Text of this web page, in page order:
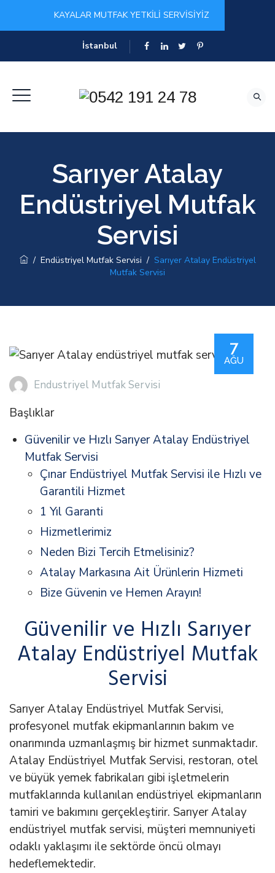
KAYALAR MUTFAK YETKİLİ SERVİSİYİZ
İstanbul
Sarıyer Atalay
Endüstriyel Mutfak
Servisi
/ Endüstriyel Mutfak Servisi / Sarıyer Atalay Endüstriyel
Mutfak Servisi
7
AĞU
Endustriyel Mutfak Servisi
Başlıklar
Güvenilir ve Hızlı Sarıyer Atalay Endüstriyel
Mutfak Servisi
Çınar Endüstriyel Mutfak Servisi ile Hızlı ve
Garantili Hizmet
1 Yıl Garanti
Hizmetlerimiz
Neden Bizi Tercih Etmelisiniz?
Atalay Markasına Ait Ürünlerin Hizmeti
Bize Güvenin ve Hemen Arayın!
Güvenilir ve Hızlı Sarıyer
Atalay Endüstriyel Mutfak
Servisi
Sarıyer Atalay Endüstriyel Mutfak Servisi,
profesyonel mutfak ekipmanlarının bakım ve
onarımında uzmanlaşmış bir hizmet sunmaktadır.
Atalay Endüstriyel Mutfak Servisi, restoran, otel
ve büyük yemek fabrikaları gibi işletmelerin
mutfaklarında kullanılan endüstriyel ekipmanların
tamiri ve bakımını gerçekleştirir. Sarıyer Atalay
endüstriyel mutfak servisi, müşteri memnuniyeti
odaklı yaklaşımı ile sektörde öncü olmayı
hedeflemektedir.